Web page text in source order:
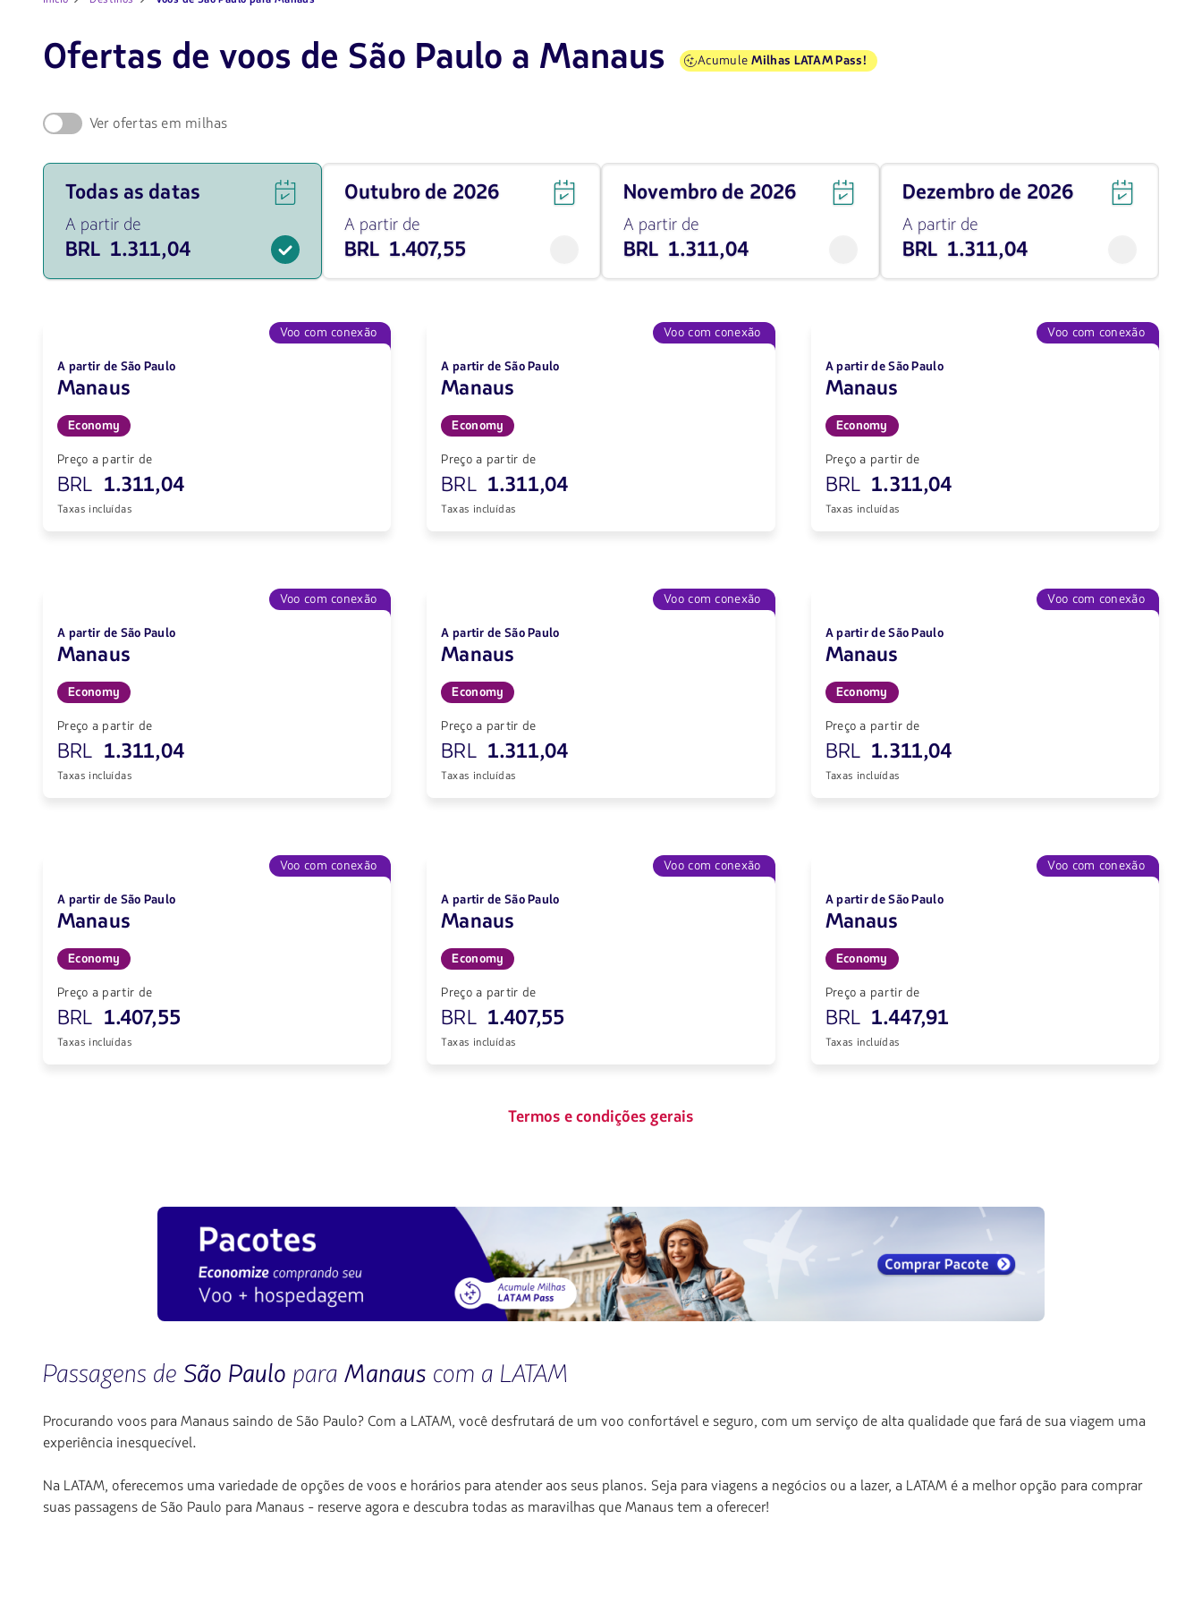
Ofertas de voos de São Paulo a Manaus AcumuleMilhas LATAM Pass!
Ver ofertas em milhas
Ver
ofertas
de
voos
para
as
1311.04
BRL.
Todas as datas
A partir de
BRL 1.311,04
Viaja
em
outubro
de
2026
1407.55
outubro de 2026
A partir de
BRL 1.407,55
Viaja
em
novembro
de
2026
1311.04
novembro de 2026
A partir de
BRL 1.311,04
Viaja
em
dezembro
de
2026
1311.04
dezembro de 2026
A partir de
BRL 1.311,04
Voo com conexão
A partir de São Paulo
Manaus
Economy
Preço a partir de
BRL 1.311,04
Taxas incluídas
Voo com conexão
A partir de São Paulo
Manaus
Economy
Preço a partir de
BRL 1.311,04
Taxas incluídas
Voo com conexão
A partir de São Paulo
Manaus
Economy
Preço a partir de
BRL 1.311,04
Taxas incluídas
Voo com conexão
A partir de São Paulo
Manaus
Economy
Preço a partir de
BRL 1.311,04
Taxas incluídas
Voo com conexão
A partir de São Paulo
Manaus
Economy
Preço a partir de
BRL 1.311,04
Taxas incluídas
Voo com conexão
A partir de São Paulo
Manaus
Economy
Preço a partir de
BRL 1.311,04
Taxas incluídas
Voo com conexão
A partir de São Paulo
Manaus
Economy
Preço a partir de
BRL 1.407,55
Taxas incluídas
Voo com conexão
A partir de São Paulo
Manaus
Economy
Preço a partir de
BRL 1.407,55
Taxas incluídas
Voo com conexão
A partir de São Paulo
Manaus
Economy
Preço a partir de
BRL 1.447,91
Taxas incluídas
Termos e condições gerais
Passagens de São Paulo para Manaus com a LATAM
Procurando voos para Manaus saindo de São Paulo? Com a LATAM, você desfrutará de um voo confortável e seguro, com um serviço de alta qualidade que fará de sua viagem uma
experiência inesquecível.
Na LATAM, oferecemos uma variedade de opções de voos e horários para atender aos seus planos. Seja para viagens a negócios ou a lazer, a LATAM é a melhor opção para comprar
suas passagens de São Paulo para Manaus - reserve agora e descubra todas as maravilhas que Manaus tem a oferecer!